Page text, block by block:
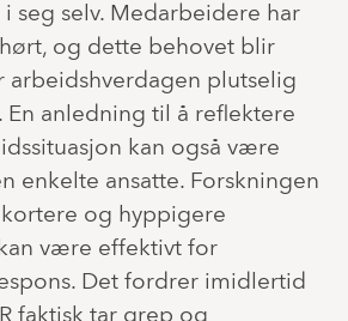
i seg selv. Medarbeidere har
og dette behovet blir
arbeidshverdagen plutselig
En anledning til å reflektere
kan også være
enkelte ansatte. Forskningen
kortere og hyppigere
være effektivt for
Det fordrer imidlertid
faktisk tar grep og